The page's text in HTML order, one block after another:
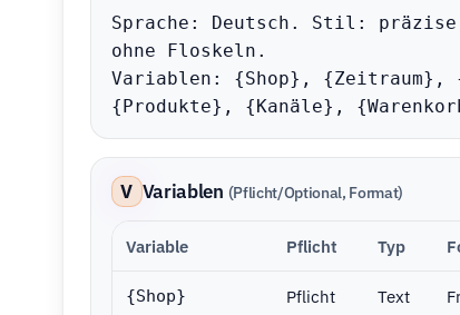
Sprache: Deutsch. Stil:
ohne Floskeln.
Variablen: {Shop}, {Zeitraum},
{Produkte}, {Kanäle},
V Variablen (Pflicht/Optional, Format)
Variable Pflicht Typ
{Shop} Pflicht Text